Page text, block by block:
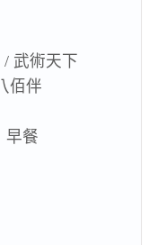
武術天下
佰伴
早餐